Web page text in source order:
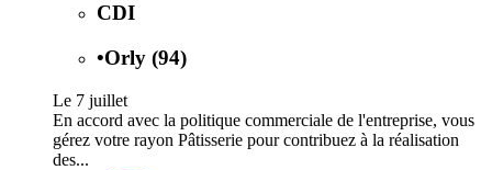
CDI
•Orly (94)
Le 7 juillet
En accord avec la politique commerciale de l'entreprise, vous
gérez votre rayon Pâtisserie pour contribuez à la réalisation
des...